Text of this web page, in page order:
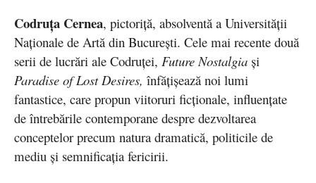
Codruța Cernea, pictoriță, absolventă a Universității
Naționale de Artă din București. Cele mai recente două
serii de lucrări ale Codruței, Future Nostalgia și
Paradise of Lost Desires, înfățișează noi lumi
fantastice, care propun viitoruri ficționale, influențate
de întrebările contemporane despre dezvoltarea
conceptelor precum natura dramatică, politicile de
mediu și semnificația fericirii.